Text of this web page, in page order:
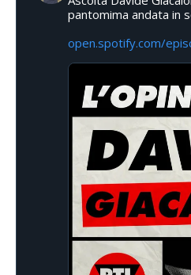
pantomima andata in
open.spotify.com/